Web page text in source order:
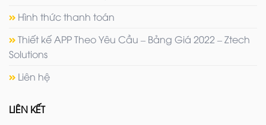
Hình thức thanh toán
Thiết kế APP Theo Yêu Cầu – Bảng Giá 2022 – Ztech
Solutions
Liên hệ
LIÊN KẾT